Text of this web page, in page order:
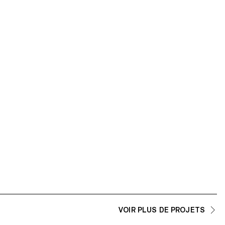
VOIR PLUS DE PROJETS